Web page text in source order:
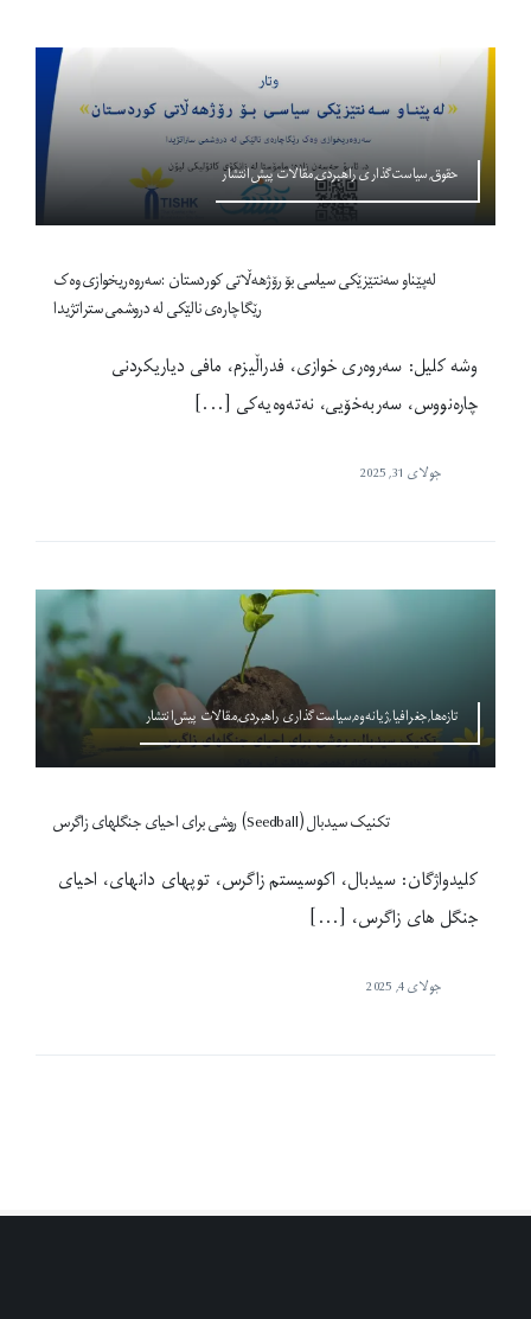
حقوق,سیاست‌گذاری راهبردی,مقالات پیش‌انتشار
له‌پێناو سه‌نتێزێکی سیاسی بۆ رۆژهه‌ڵاتی کوردستان :سه‌روه‌ریخوازی وه‌ک
رێگاچاره‌ی نالێکی له دروشمی ستراتژیدا
وشە کلیل: سەروەری خوازی، فدراڵیزم، مافی دیاریکردنی
چاره‌نووس، سەربەخۆیی، نه‌ته‌وه‌یه‌کی [...]
جولای 31, 2025
تازەها,جغرافیا,ژیانەوە,سیاست‌گذاری راهبردی,مقالات پیش‌انتشار
تکنیک سیدبال (Seedball‎) روشی برای احیای جنگلهای زاگرس
کلیدواژگان: سیدبال، اکوسیستم زاگرس، توپهای دانه‎ای، احیای
جنگل های زاگرس، [...]
جولای 4, 2025